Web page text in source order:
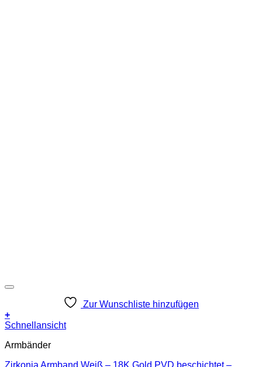
Zur Wunschliste hinzufügen
+
Schnellansicht
Armbänder
Zirkonia Armband Weiß – 18K Gold PVD beschichtet –